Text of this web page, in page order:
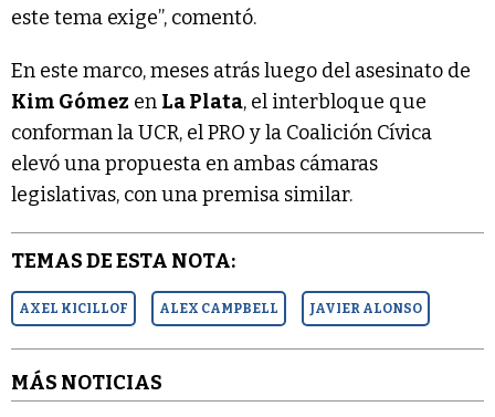
este tema exige”, comentó.
En este marco, meses atrás luego del asesinato de
Kim Gómez en La Plata, el interbloque que
conforman la UCR, el PRO y la Coalición Cívica
elevó una propuesta en ambas cámaras
legislativas, con una premisa similar.
TEMAS DE ESTA NOTA:
AXEL KICILLOF ALEX CAMPBELL JAVIER ALONSO
MÁS NOTICIAS